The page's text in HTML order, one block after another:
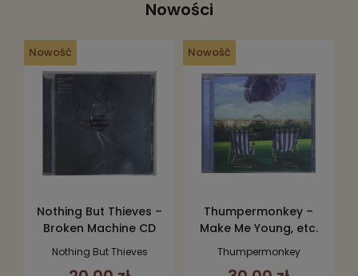
Nowości
Nowość
Nothing But Thieves –
Broken Machine CD
Nothing But Thieves
Nowość
Thumpermonkey –
Make Me Young, etc.
Thumpermonkey